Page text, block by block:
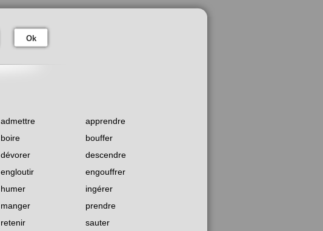
Ok
admettre
apprendre
boire
bouffer
dévorer
descendre
engloutir
engouffrer
humer
ingérer
manger
prendre
retenir
sauter